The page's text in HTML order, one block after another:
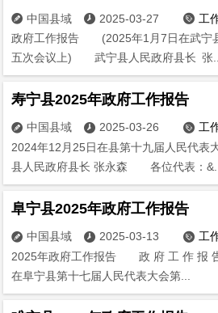
 中国县域  2025-03-27  工
政府工作报告 (2025年1月7日在武宁
五次会议上) 武宁县人民政府县长 张
寿宁县2025年政府工作报告
 中国县域  2025-03-26  工
2024年12月25日在县第十九届人民代
县人民政府县长 张永森 各位代表：&...
阜宁县2025年政府工作报告
 中国县域  2025-03-13  工
2025年政府工作报告 政 府 工 作
在阜宁县第十七届人民代表大会第...